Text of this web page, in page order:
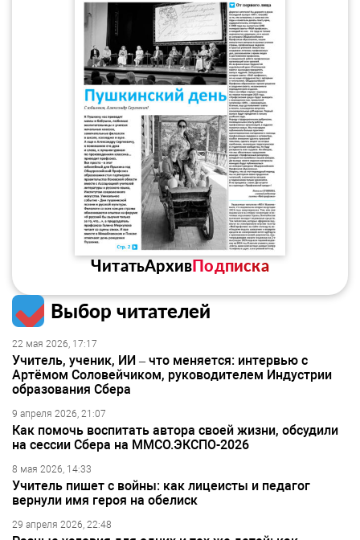
ЧитатьАрхивПодписка
Выбор читателей
22 мая 2026, 17:17
Учитель, ученик, ИИ – что меняется: интервью с
Артёмом Соловейчиком, руководителем Индустрии
образования Сбера
9 апреля 2026, 21:07
Как помочь воспитать автора своей жизни, обсудили
на сессии Сбера на ММСО.ЭКСПО-2026
8 мая 2026, 14:33
Учитель пишет с войны: как лицеисты и педагог
вернули имя героя на обелиск
29 апреля 2026, 22:48